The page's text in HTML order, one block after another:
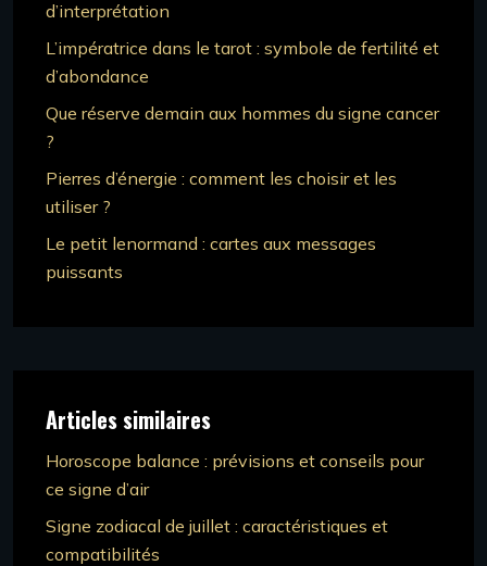
d’interprétation
L’impératrice dans le tarot : symbole de fertilité et
d’abondance
Que réserve demain aux hommes du signe cancer
?
Pierres d’énergie : comment les choisir et les
utiliser ?
Le petit lenormand : cartes aux messages
puissants
Articles similaires
Horoscope balance : prévisions et conseils pour
ce signe d’air
Signe zodiacal de juillet : caractéristiques et
compatibilités